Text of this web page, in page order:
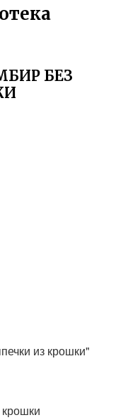
БЕЗ
из крошки"